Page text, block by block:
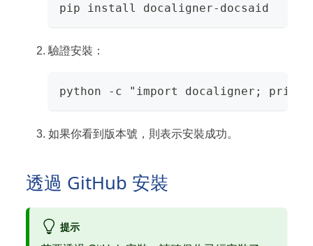
pip install docaligner-docsaid
驗證安裝：
python -c "import docaligner;
如果你看到版本號，則表示安裝成功。
透過 GitHub 安裝
提示